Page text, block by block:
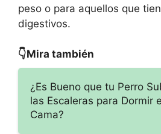
peso o para aquellos que
digestivos.
👇Mira también
¿Es Bueno que tu Perro
las Escaleras para Dormir
Cama?